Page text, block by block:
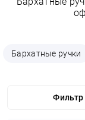
Бархатные ручки
Фильтр